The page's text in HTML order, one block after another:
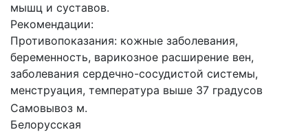
мышц и суставов.
Рекомендации:
Противопоказания: кожные заболевания,
беременность, варикозное расширение вен,
заболевания сердечно-сосудистой системы,
менструация, температура выше 37 градусов
Самовывоз м.
Белорусская